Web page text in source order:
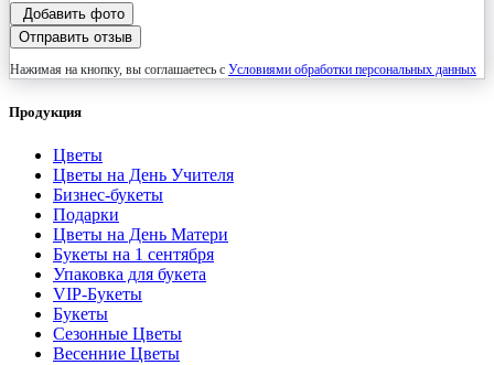
Добавить фото
Отправить отзыв
Нажимая на кнопку, вы соглашаетесь с Условиями обработки персональных данных
Продукция
Цветы
Цветы на День Учителя
Бизнес-букеты
Подарки
Цветы на День Матери
Букеты на 1 сентября
Упаковка для букета
VIP-Букеты
Букеты
Сезонные Цветы
Весенние Цветы